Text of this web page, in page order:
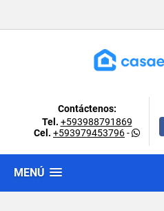
Contáctenos:
Tel. +593988791869
Cel. +593979453796-
MENÚ